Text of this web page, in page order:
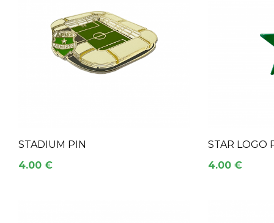
STADIUM PIN
4.00 €
STAR LOGO
4.00 €